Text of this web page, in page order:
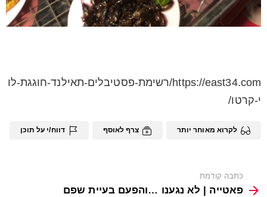
https://east34.com/רשימת-פסטיבלים-תאילנד-חוגגת-לו
י-קרטו/
לקרוא מאוחר יותר צרף לאוסף דווח/י על תוכן
more
כתבה קודמת
פאטייה | לא נגענו …והפעם בעיית שפם